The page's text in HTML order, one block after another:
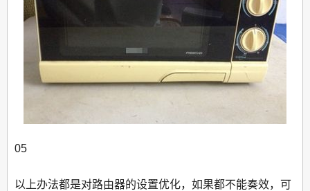
05
以上办法都是对路由器的设置优化，如果都不能奏效，可